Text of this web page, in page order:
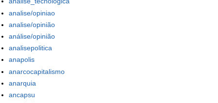
analise/opiniao
analise/opinião
análise/opinião
analisepolitica
anapolis
anarcocapitalismo
anarquia
ancapsu